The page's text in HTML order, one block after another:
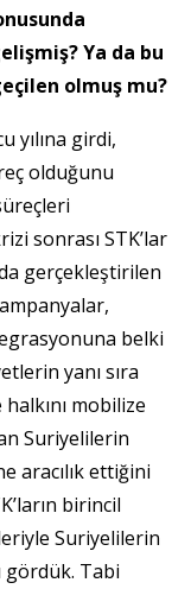
Ya da bu
olmuş mu?
yılına girdi,
olduğunu
sonrası STK’lar
gerçekleştirilen
belki
yanı sıra
mobilize
Suriyelilerin
aracılık ettiğini
birincil
Suriyelilerin
gördük. Tabi